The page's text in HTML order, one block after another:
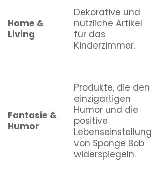
Home &
Living
Dekorative und
nützliche Artikel
für das
Kinderzimmer.
Fantasie &
Humor
Produkte, die den
einzigartigen
Humor und die
positive
Lebenseinstellung
von Sponge Bob
widerspiegeln.